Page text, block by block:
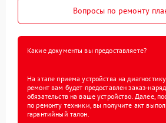
Вопросы по ремонту
Какие документы вы предоставляете?
На этапе приема устройства на
ремонт вам будет предоставлен заказ-
обязательств на ваше устройство. Далее,
по ремонту техники, вы получите акт
гарантийный талон.